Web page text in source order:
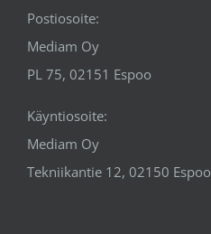
Postiosoite:
Mediam Oy
PL 75, 02151 Espoo
Käyntiosoite:
Mediam Oy
Tekniikantie 12, 02150 Espoo